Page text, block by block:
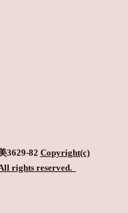
3629-82 Copyright(c)
rights reserved.